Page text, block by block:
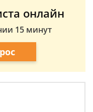
онлайн
15 минут